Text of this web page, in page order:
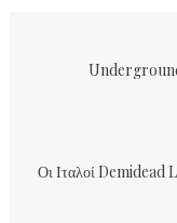
Οι Ιταλοί Demidead